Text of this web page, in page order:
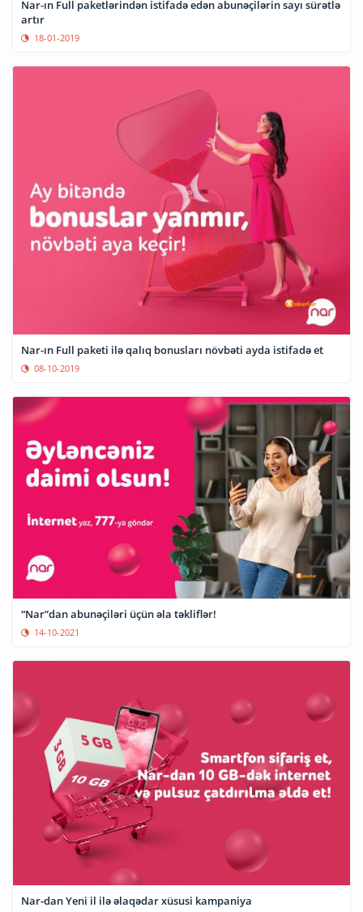
Nar-ın Full paketlərindən istifadə edən abunəçilərin sayı sürətlə
artır
18-01-2019
Nar-ın Full paketi ilə qalıq bonusları növbəti ayda istifadə et
08-10-2019
“Nar”dan abunəçiləri üçün əla təkliflər!
14-10-2021
Nar-dan Yeni il ilə əlaqədar xüsusi kampaniya